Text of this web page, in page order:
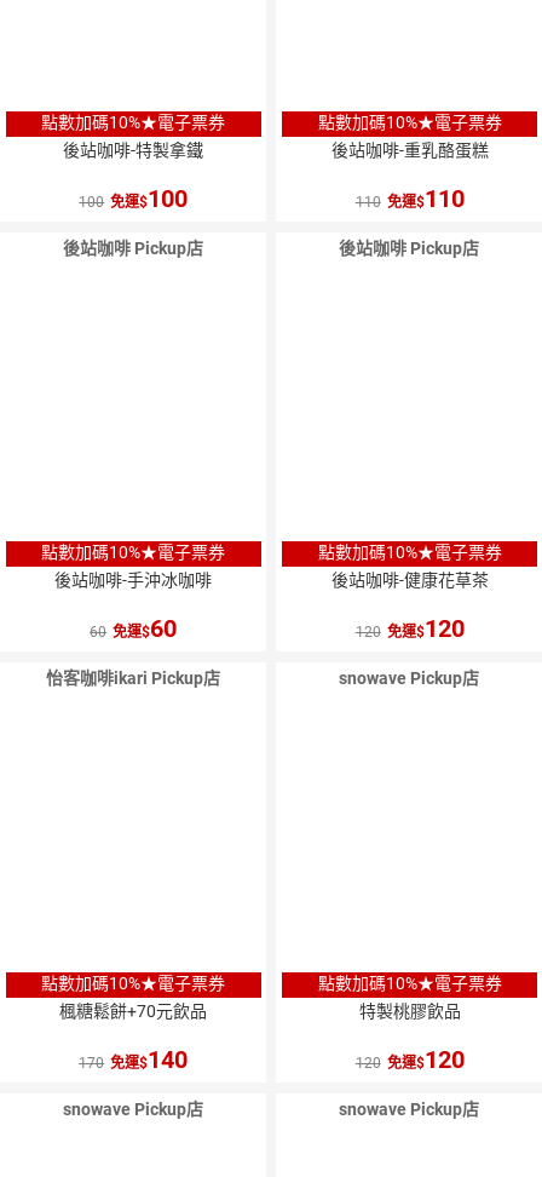
點數加碼10%★電子票券
後站咖啡-特製拿鐵
100 免運 100
點數加碼10%★電子票券
後站咖啡-重乳酪蛋糕
110 免運 110
後站咖啡 Pickup店
點數加碼10%★電子票券
後站咖啡-手沖冰咖啡
60 免運 60
後站咖啡 Pickup店
點數加碼10%★電子票券
後站咖啡-健康花草茶
120 免運 120
怡客咖啡ikari Pickup店
點數加碼10%★電子票券
楓糖鬆餅+70元飲品
170 免運 140
snowave Pickup店
點數加碼10%★電子票券
特製桃膠飲品
120 免運 120
snowave Pickup店 snowave Pickup店